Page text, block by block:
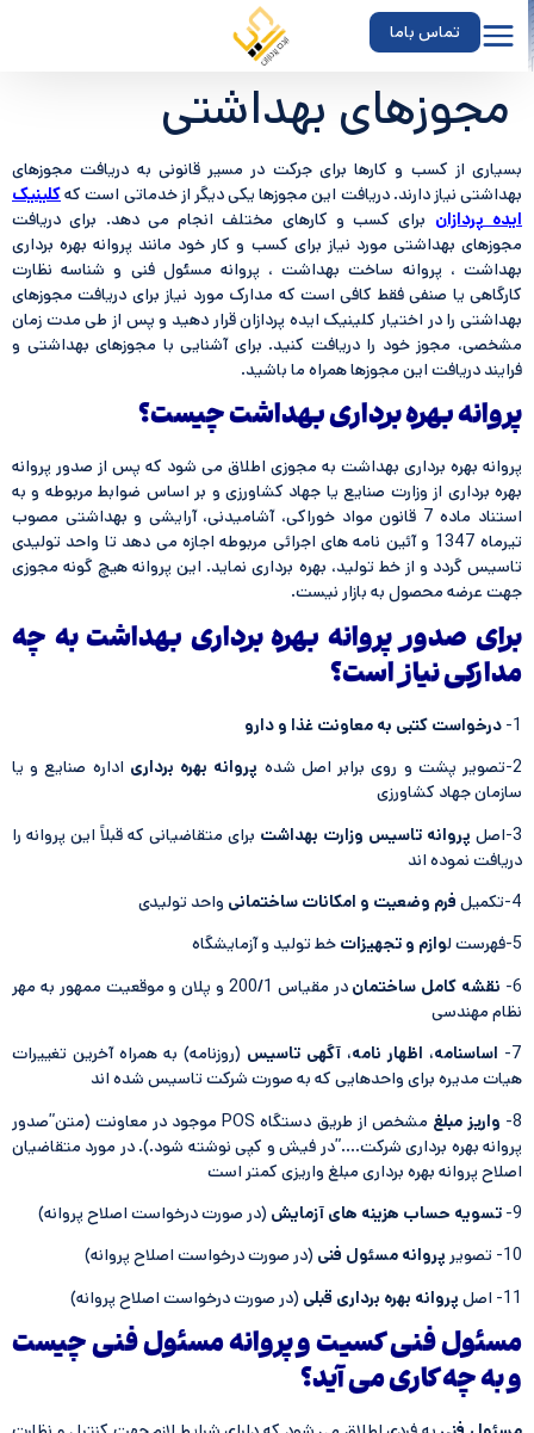
تماس باما
مجوزهای بهداشتی
بسیاری از کسب و کارها برای جرکت در مسیر قانونی به دریافت مجوزهای
بهداشتی نیاز دارند. دریافت این مجوزها یکی دیگر از خدماتی است کهکلینیک
ایده پردازانبرای کسب و کارهای مختلف انجام می دهد. برای دریافت
مجوزهای بهداشتی مورد نیاز برای کسب و کار خود مانند پروانه بهره برداری
بهداشت ، پروانه ساخت بهداشت ، پروانه مسئول فنی و شناسه نظارت
کارگاهی یا صنفی فقط کافی است که مدارک مورد نیاز برای دریافت مجوزهای
بهداشتی را در اختیار کلینیک ایده پردازان قرار دهید و پس از طی مدت زمان
مشخصی، مجوز خود را دریافت کنید. برای آشنایی با مجوزهای بهداشتی و
فرایند دریافت این مجوزها همراه ما باشید.
پروانه بهره برداری بهداشت چیست؟
پروانه بهره برداری بهداشت به مجوزی اطلاق می شود که پس از صدور پروانه
بهره برداری از وزارت صنایع یا جهاد کشاورزی و بر اساس ضوابط مربوطه و به
استناد ماده 7 قانون مواد خوراكی، آشامیدنی، آرایشی و بهداشتی مصوب
تیرماه 1347 و آئین نامه های اجرائی مربوطه اجازه می دهد تا واحد تولیدی
تاسیس گردد و از خط تولید، بهره برداری نماید. این پروانه هیچ گونه مجوزی
جهت عرضه محصول به بازار نیست.
برای صدور پروانه بهره برداری بهداشت به چه
مدارکی نیاز است؟
درخواست كتبی به معاونت غذا و دارو
2-تصویر پشت و روی برابر اصل شده
پروانه بهره برداریاداره صنایع و یا
سازمان جهاد كشاورزی
3-اصل
پروانه تاسیس وزارت بهداشتبرای متقاضیانی كه قبلاً این پروانه را
دریافت نموده اند
4-تكمیل
فرم وضعیت و امکانات ساختمانیواحد تولیدی
5-فهرست ل
وازم و تجهیزاتخط تولید و آزمایشگاه
6- نقشه كامل ساختمان
در مقیاس 200/1 و پلان و موقعیت ممهور به مهر
نظام مهندسی
7-
اساسنامه، اظهار نامه، آگهی تاسیس(روزنامه) به همراه آخرین تغییرات
هیات مدیره برای واحدهایی كه به صورت شركت تاسیس شده اند
8-
واریز مبلغ
مشخص از طریق دستگاه POS موجود در معاونت (متن”صدور
پروانه بهره برداری شركت….”در فیش و كپی نوشته شود.). در مورد متقاضیان
اصلاح پروانه بهره برداری مبلغ واریزی کمتر است
9- تسویه حساب هزینه های آزمایش(در صورت درخواست اصلاح پروانه)
10- تصویر
پروانه مسئول فنی(در صورت درخواست اصلاح پروانه)
11- اصل
پروانه بهره برداری قبلی(در صورت درخواست اصلاح پروانه)
مسئول فنی کسیت و پروانه مسئول فنی چیست
و به چه کاری می آید؟